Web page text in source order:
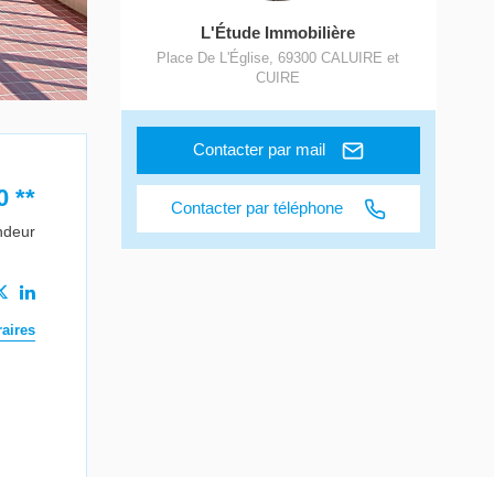
**
L'Étude Immobilière
Place De L'Église,69300 CALUIRE et
CUIRE
Contacter par mail
Contacter par téléphone